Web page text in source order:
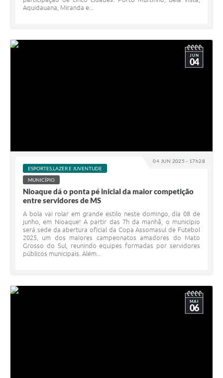
Aquidauana, Miranda e...
04 JUN 2025 - 17h28
JUN
04
ESPORTES,LAZER E JUVENTUDE
MUNICÍPIO
Nioaque dá o ponta pé inicial da maior competição
entre servidores de MS
A bola vai rolar em grande estilo neste domingo, dia 08 de
junho, em Nioaque! A partir das 7h da manhã, o município
será sede da abertura oficial da Copa Assomasul de Futebol
2025, um dos maiores campeonatos amadores do Mato
Grosso do Sul, reunindo equipes formadas por servidores
públicos municipais. Além...
MAI
06